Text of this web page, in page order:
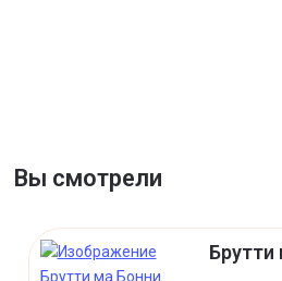
Вы смотрели
Брутти